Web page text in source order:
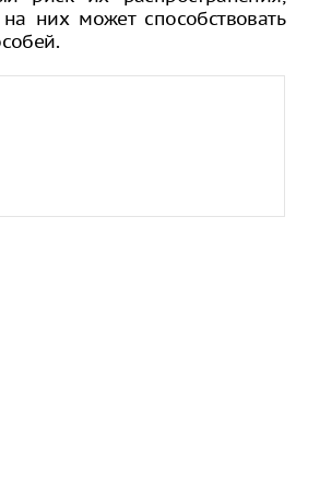
них может способствовать